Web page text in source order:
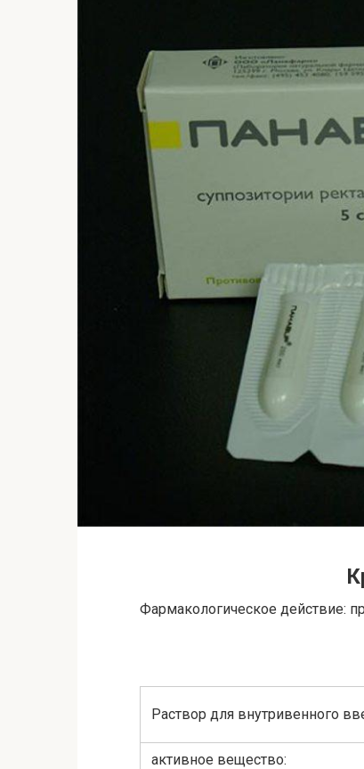
Фармакологическое действие:
Раствор для внутривенного
активное вещество: